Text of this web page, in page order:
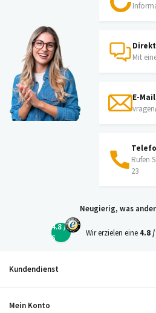
Mit
E-
Rufen
23
Neugierig, was
4.8 /
5
Wir erzielen eine 4.8 /
Kundendienst
Mein Konto